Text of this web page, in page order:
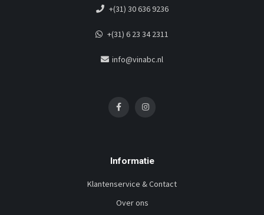
+(31) 30 636 9236
+(31) 6 23 34 2311
info@vinabc.nl
Informatie
Klantenservice & Contact
Over ons